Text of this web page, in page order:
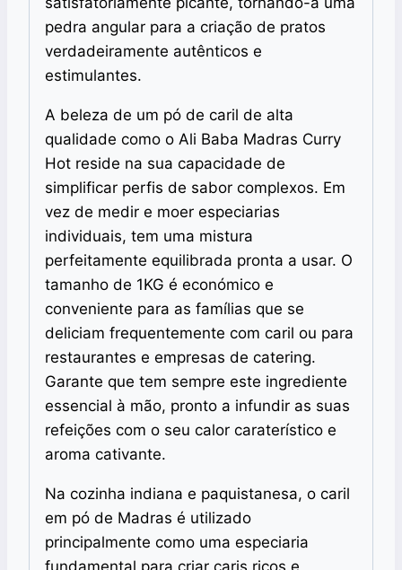
pedra angular para a criação de pratos
verdadeiramente autênticos e
estimulantes.
A beleza de um pó de caril de alta
qualidade como o Ali Baba Madras Curry
Hot reside na sua capacidade de
simplificar perfis de sabor complexos. Em
vez de medir e moer especiarias
individuais, tem uma mistura
perfeitamente equilibrada pronta a usar. O
tamanho de 1KG é económico e
conveniente para as famílias que se
deliciam frequentemente com caril ou para
restaurantes e empresas de catering.
Garante que tem sempre este ingrediente
essencial à mão, pronto a infundir as suas
refeições com o seu calor caraterístico e
aroma cativante.
Na cozinha indiana e paquistanesa, o caril
em pó de Madras é utilizado
principalmente como uma especiaria
fundamental para criar caris ricos e